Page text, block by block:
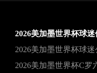
2026美加墨世界杯球
2026美加墨世界杯球
2026美加墨世界杯C罗